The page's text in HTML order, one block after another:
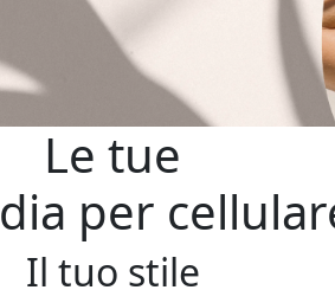
Le tue
per
Il tuo stile